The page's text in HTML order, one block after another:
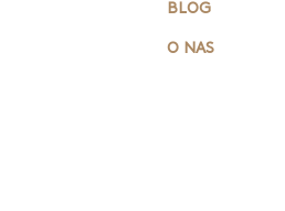
BLOG
O NAS